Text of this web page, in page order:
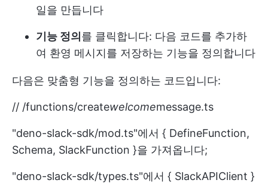
일을 만듭니다
기능 정의 를 클릭합니다: 다음 코드를 추가하
여 환영 메시지를 저장하는 기능을 정의합니다
다음은 맞춤형 기능을 정의하는 코드입니다:
// /functions/createwelcomemessage.ts
"deno-slack-sdk/mod.ts"에서 { DefineFunction,
Schema, SlackFunction }을 가져옵니다;
"deno-slack-sdk/types.ts"에서 { SlackAPIClient }